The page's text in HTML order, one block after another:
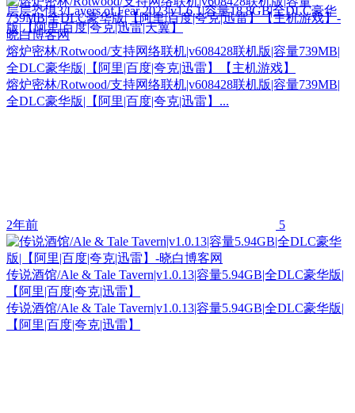
层层恐惧3/Layers of Fear 2023|v1.6.1|容量18.8GB|全DLC豪华
版|【阿里|百度|夸克|迅雷|天翼】
熔炉密林/Rotwood/支持网络联机|v608428联机版|容量739MB|
全DLC豪华版|【阿里|百度|夸克|迅雷】【主机游戏】
熔炉密林/Rotwood/支持网络联机|v608428联机版|容量739MB|
全DLC豪华版|【阿里|百度|夸克|迅雷】...
2年前 5
传说酒馆/Ale & Tale Tavern|v1.0.13|容量5.94GB|全DLC豪华版|
【阿里|百度|夸克|迅雷】
传说酒馆/Ale & Tale Tavern|v1.0.13|容量5.94GB|全DLC豪华版|
【阿里|百度|夸克|迅雷】